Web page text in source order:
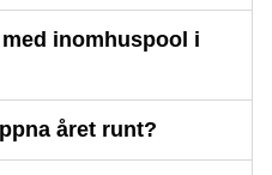
inomhuspool i
året runt?